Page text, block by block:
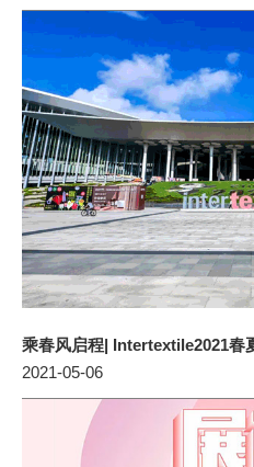
乘春风启程| Intertextile2021春
2021-05-06